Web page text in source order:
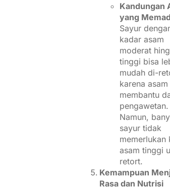
Kandungan
yang
Sayur
kadar asam
moderat
tinggi bisa
mudah di-
karena asam
membantu
pengawetan.
Namun,
sayur tidak
memerlukan
asam tinggi
retort.
Kemampuan
Rasa dan Nutrisi